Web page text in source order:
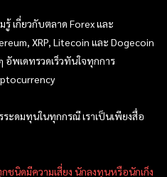
เกี่ยวกับตลาด Forex และ
XRP, Litecoin และ Dogecoin
อัพเดทรวดเร็วทันใจทุกการ
ะดมทุนในทุกกรณี เราเป็นเพียงสื่อ
ชนิดมีความเสี่ยง นักลงทุนหรือนักเก็ง